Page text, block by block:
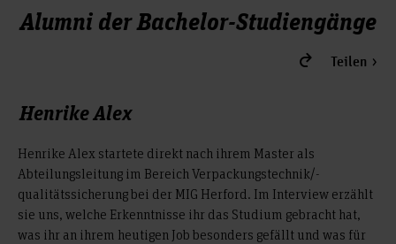
Alumni der Bachelor-Studiengänge
Teilen
Henrike Alex
Henrike Alex startete direkt nach ihrem Master als
Abteilungsleitung im Bereich Verpackungstechnik/-
qualitätssicherung bei der MIG Herford. Im Interview erzählt
sie uns, welche Erkenntnisse ihr das Studium gebracht hat,
was ihr an ihrem heutigen Job besonders gefällt und was für